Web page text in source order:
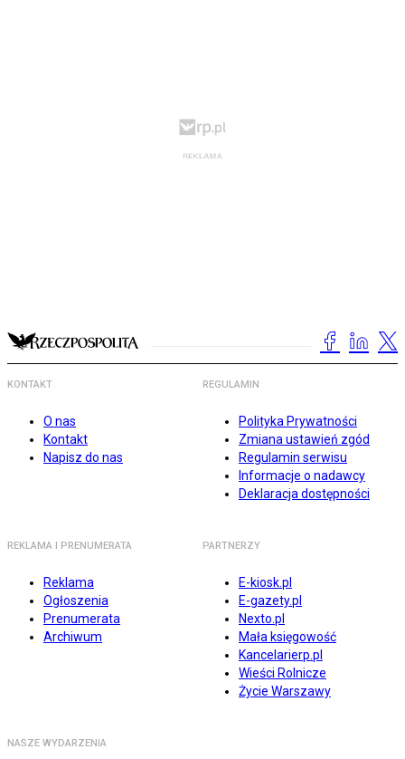
KONTAKT
O nas
Kontakt
Napisz do nas
REGULAMIN
Polityka Prywatności
Zmiana ustawień zgód
Regulamin serwisu
Informacje o nadawcy
Deklaracja dostępności
REKLAMA I PRENUMERATA
Reklama
Ogłoszenia
Prenumerata
Archiwum
PARTNERZY
E-kiosk.pl
E-gazety.pl
Nexto.pl
Mała księgowość
Kancelarierp.pl
Wieści Rolnicze
Życie Warszawy
NASZE WYDARZENIA